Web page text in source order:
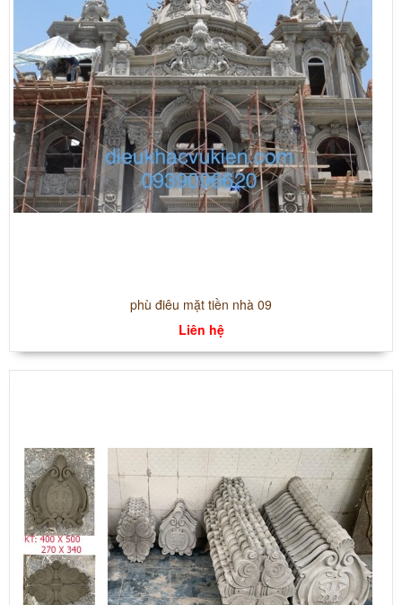
phù điêu mặt tiền nhà 09
Liên hệ